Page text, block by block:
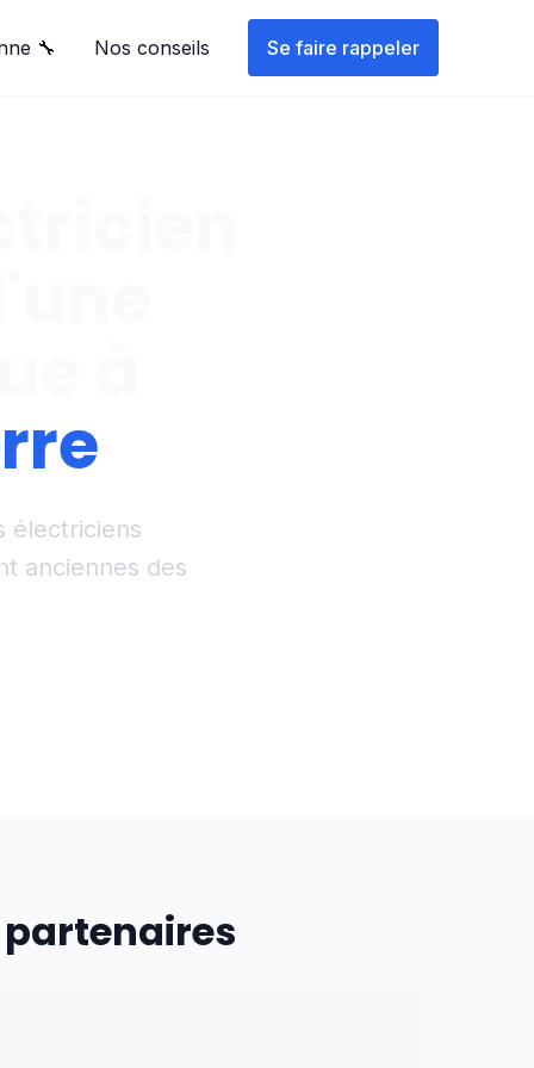
🔧 Nos conseils Se faire rappeler
électriciens
anciennes des